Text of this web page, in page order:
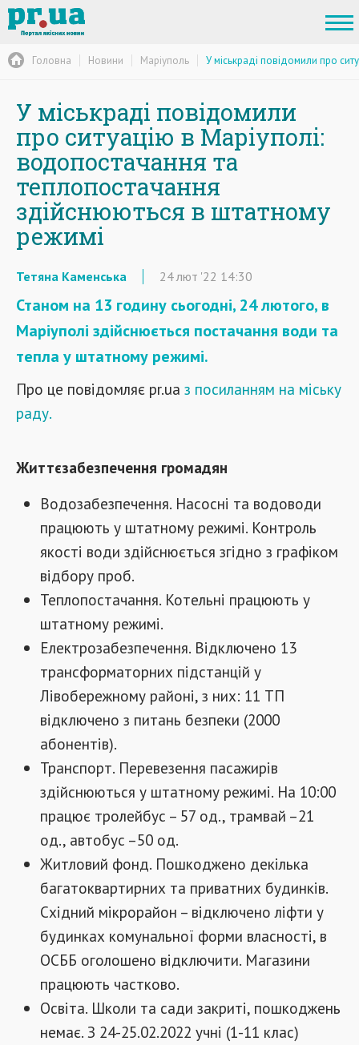
Головна Новини Маріуполь У міськраді повідомили про
У міськраді повідомили
про ситуацію в Маріуполі:
водопостачання та
теплопостачання
здійснюються в штатному
режимі
Тетяна Каменська 24лют '22 14:30
Станом на 13 годину сьогодні, 24 лютого, в
Маріуполі здійснюється постачання води та
тепла у штатному режимі.
Про це повідомляє pr.ua з посиланням на міську
раду.
Життєзабезпечення громадян
Водозабезпечення. Насосні та водоводи
працюють у штатному режимі. Контроль
якості води здійснюється згідно з графіком
відбору проб.
Теплопостачання. Котельні працюють у
штатному режимі.
Електрозабезпечення. Відключено 13
трансформаторних підстанцій у
Лівобережному районі, з них: 11 ТП
відключено з питань безпеки (2000
абонентів).
Транспорт. Перевезення пасажирів
здійснюються у штатному режимі. На 10:00
працює тролейбус – 57 од., трамвай –21
од., автобус –50 од.
Житловий фонд. Пошкоджено декілька
багатоквартирних та приватних будинків.
Східний мікрорайон – відключено ліфти у
будинках комунальної форми власності, в
ОСББ оголошено відключити. Магазини
працюють частково.
Освіта. Школи та сади закриті, пошкоджень
немає. З 24-25.02.2022 учні (1-11 клас)